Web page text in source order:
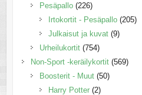
Pesäpallo (226)
Irtokortit - Pesäpallo (205)
Julkaisut ja kuvat (9)
Urheilukortit (754)
Non-Sport -keräilykortit (569)
Boosterit - Muut (50)
Harry Potter (2)